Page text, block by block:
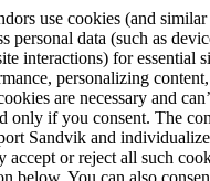
use cookies (and
personal data (such as
interactions) for essential
personalizing
are necessary and
only if you consent. The
Sandvik and
accept or reject all such